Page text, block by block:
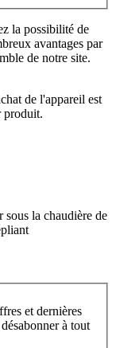
la possibilité de
avantages par
de notre site.
de l'appareil est
produit.
sous la chaudière de
et dernières
à tout